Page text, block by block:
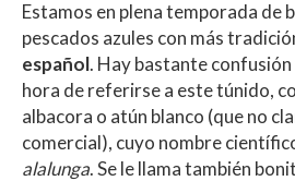
Estamos en plena temporada de
pescados azules con más
español. Hay bastante
hora de referirse a este túnido,
albacora o atún blanco (que no
comercial), cuyo nombre
alalunga. Se le llama también